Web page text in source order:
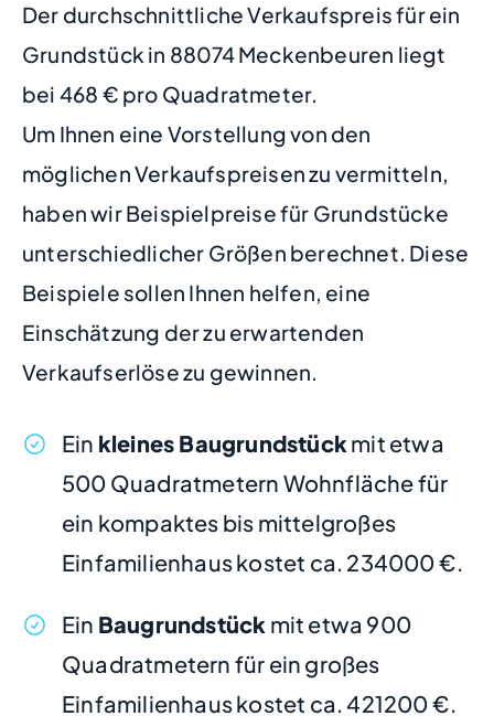
Der durchschnittliche Verkaufspreis für ein
Grundstück in 88074 Meckenbeuren liegt
bei 468 € pro Quadratmeter.
Um Ihnen eine Vorstellung von den
möglichen Verkaufspreisen zu vermitteln,
haben wir Beispielpreise für Grundstücke
unterschiedlicher Größen berechnet. Diese
Beispiele sollen Ihnen helfen, eine
Einschätzung der zu erwartenden
Verkaufserlöse zu gewinnen.
Ein kleines Baugrundstückmit etwa
500 Quadratmetern Wohnfläche für
ein kompaktes bis mittelgroßes
Einfamilienhaus kostet ca. 234000 €.
Ein Baugrundstück mit etwa 900
Quadratmetern für ein großes
Einfamilienhaus kostet ca. 421200 €.